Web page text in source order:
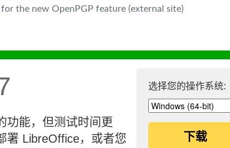
for the new OpenPGP feature (external site)
选择您的操作系统:
下载
功能，但测试时间更
署 LibreOffice，或者您